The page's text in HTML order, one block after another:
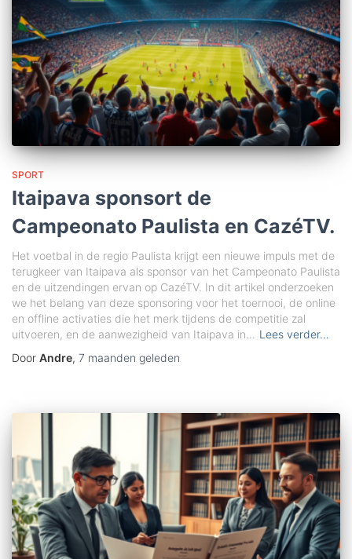
SPORT
Itaipava sponsort de
Campeonato Paulista en CazéTV.
Het voetbal in de regio Paulista krijgt een nieuwe impuls met de
terugkeer van Itaipava als sponsor van het Campeonato Paulista
en de uitzendingen ervan op CazéTV. In dit artikel onderzoeken
we het belang van deze sponsoring voor het toernooi, de online
en offline activaties die het merk tijdens de competitie zal
uitvoeren, en de aanwezigheid van Itaipava in...
Lees verder…
Door Andre, 7 maanden geleden